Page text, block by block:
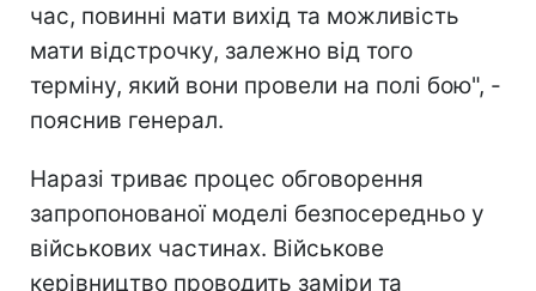
час, повинні мати вихід та можливість
мати відстрочку, залежно від того
терміну, який вони провели на полі бою", -
пояснив генерал.
Наразі триває процес обговорення
запропонованої моделі безпосередньо у
військових частинах. Військове
керівництво проводить заміри та